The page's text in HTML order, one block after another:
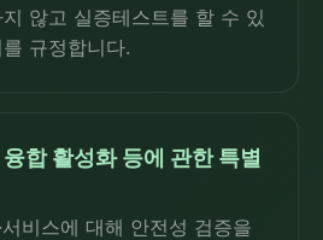
않고 실증테스트를 할 수 있
규정합니다.
합 활성화 등에 관한 특별
비스에 대해 안전성 검증을